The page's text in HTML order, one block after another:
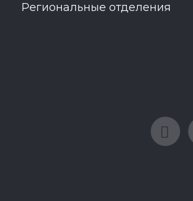
Региональные отделения